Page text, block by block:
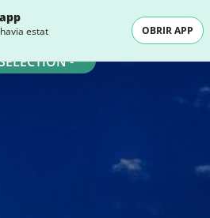
estat
OBRIR APP
-